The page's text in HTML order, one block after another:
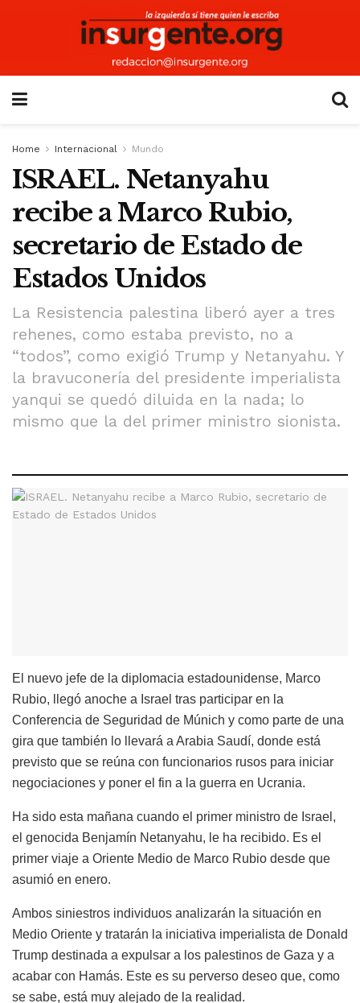
Home Internacional Mundo
ISRAEL. Netanyahu
recibe a Marco Rubio,
secretario de Estado de
Estados Unidos
La Resistencia palestina liberó ayer a tres
rehenes, como estaba previsto, no a
“todos”, como exigió Trump y Netanyahu. Y
la bravuconería del presidente imperialista
yanqui se quedó diluida en la nada; lo
mismo que la del primer ministro sionista.
El nuevo jefe de la diplomacia estadounidense, Marco
Rubio, llegó anoche a Israel tras participar en la
Conferencia de Seguridad de Múnich y como parte de una
gira que también lo llevará a Arabia Saudí, donde está
previsto que se reúna con funcionarios rusos para iniciar
negociaciones y poner el fin a la guerra en Ucrania.
Ha sido esta mañana cuando el primer ministro de Israel,
el genocida Benjamín Netanyahu, le ha recibido. Es el
primer viaje a Oriente Medio de Marco Rubio desde que
asumió en enero.
Ambos siniestros individuos analizarán la situación en
Medio Oriente y tratarán la iniciativa imperialista de Donald
Trump destinada a expulsar a los palestinos de Gaza y a
acabar con Hamás. Este es su perverso deseo que, como
se sabe, está muy alejado de la realidad.